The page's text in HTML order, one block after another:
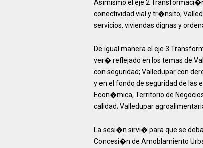
Asimismo el eje 2
conectividad vial y tr�nsito;
servicios, viviendas dignas y
De igual manera el eje 3
ver� reflejado en los temas de
con seguridad; Valledupar con
y en el fondo de seguridad de
Econ�mica, Territorio de
calidad; Valledupar
La sesi�n sirvi� para que se
Concesi�n de Amoblamiento